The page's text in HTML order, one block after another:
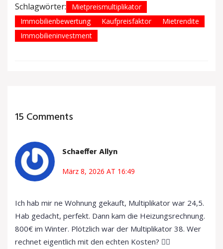
Schlagwörter:
Mietpreismultiplikator
Immobilienbewertung
Kaufpreisfaktor
Mietrendite
Immobilieninvestment
15 Comments
Schaeffer Allyn
März 8, 2026 AT 16:49
Ich hab mir ne Wohnung gekauft, Multiplikator war 24,5.
Hab gedacht, perfekt. Dann kam die Heizungsrechnung.
800€ im Winter. Plötzlich war der Multiplikator 38. Wer
rechnet eigentlich mit den echten Kosten? 🤦‍♂️